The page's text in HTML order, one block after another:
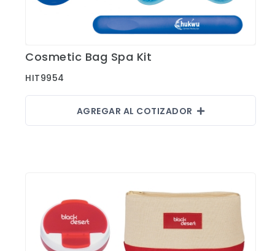
Ver Detalles
Cosmetic Bag Spa Kit
HIT9954
AGREGAR AL COTIZADOR